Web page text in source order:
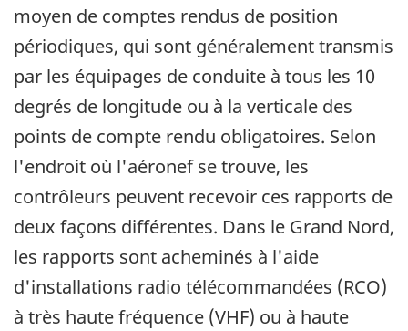
moyen de comptes rendus de position
périodiques, qui sont généralement transmis
par les équipages de conduite à tous les 10
degrés de longitude ou à la verticale des
points de compte rendu obligatoires. Selon
l'endroit où l'aéronef se trouve, les
contrôleurs peuvent recevoir ces rapports de
deux façons différentes. Dans le Grand Nord,
les rapports sont acheminés à l'aide
d'installations radio télécommandées (RCO)
à très haute fréquence (VHF) ou à haute